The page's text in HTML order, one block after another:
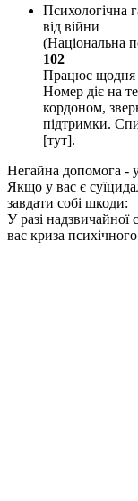
Психологічна
від війни
(Національна
102
Працює щодня
Номер діє на
кордоном,
підтримки.
[тут].
Негайна допомога -
Якщо у вас є
завдати собі шкоди:
У разі надзвичайної
вас криза